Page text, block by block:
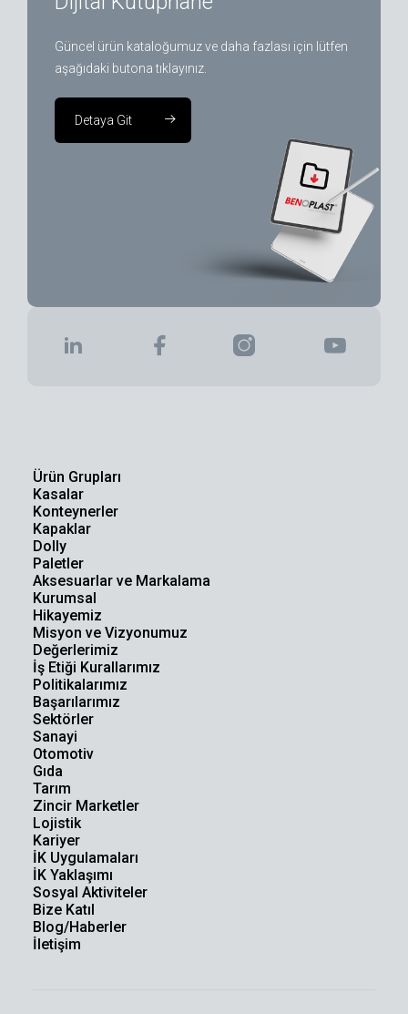
Güncel ürün kataloğumuz ve daha fazlası için lütfen
aşağıdaki butona tıklayınız.
Detaya Git
Ürün Grupları
Kasalar
Konteynerler
Kapaklar
Dolly
Paletler
Aksesuarlar ve Markalama
Kurumsal
Hikayemiz
Misyon ve Vizyonumuz
Değerlerimiz
İş Etiği Kurallarımız
Politikalarımız
Başarılarımız
Sektörler
Sanayi
Otomotiv
Gıda
Tarım
Zincir Marketler
Lojistik
Kariyer
İK Uygulamaları
İK Yaklaşımı
Sosyal Aktiviteler
Bize Katıl
Blog/Haberler
İletişim